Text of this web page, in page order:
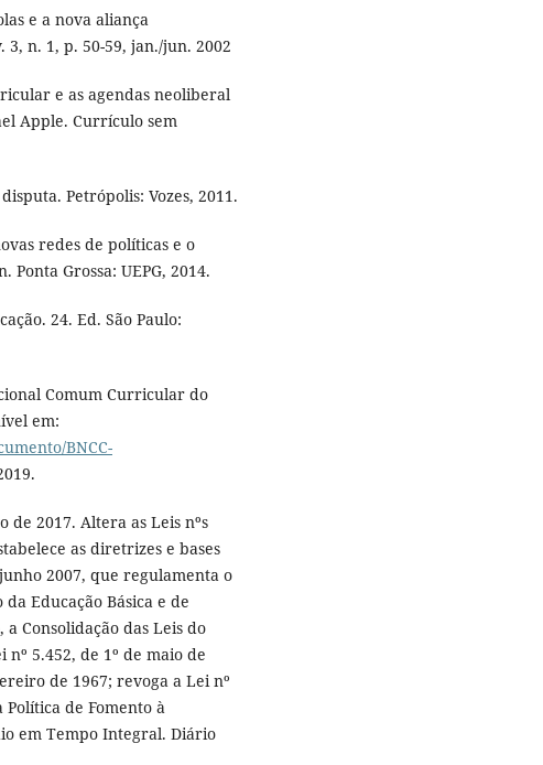
e a nova aliança
n. 1, p. 50-59, jan./jun. 2002
e as agendas neoliberal
Apple. Currículo sem
Petrópolis: Vozes, 2011.
redes de políticas e o
Grossa: UEPG, 2014.
24. Ed. São Paulo:
Comum Curricular do
em:
BNCC-
de 2017. Altera as Leis nºs
as diretrizes e bases
2007, que regulamenta o
Educação Básica e de
a Consolidação das Leis do
5.452, de 1º de maio de
de 1967; revoga a Lei nº
Política de Fomento à
em Tempo Integral. Diário